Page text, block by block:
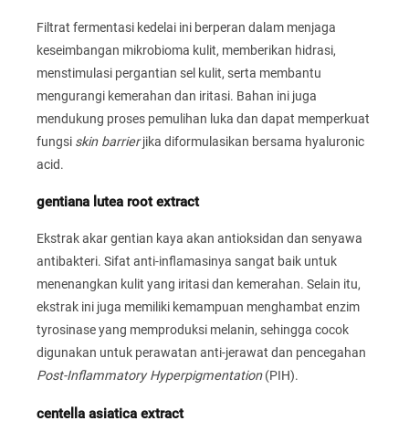
Filtrat fermentasi kedelai ini berperan dalam menjaga
keseimbangan mikrobioma kulit, memberikan hidrasi,
menstimulasi pergantian sel kulit, serta membantu
mengurangi kemerahan dan iritasi. Bahan ini juga
mendukung proses pemulihan luka dan dapat memperkuat
fungsi skin barrierjika diformulasikan bersama hyaluronic
acid.
gentiana lutea root extract
Ekstrak akar gentian kaya akan antioksidan dan senyawa
antibakteri. Sifat anti-inflamasinya sangat baik untuk
menenangkan kulit yang iritasi dan kemerahan. Selain itu,
ekstrak ini juga memiliki kemampuan menghambat enzim
tyrosinase yang memproduksi melanin, sehingga cocok
digunakan untuk perawatan anti-jerawat dan pencegahan
Post-Inflammatory Hyperpigmentation(PIH).
centella asiatica extract